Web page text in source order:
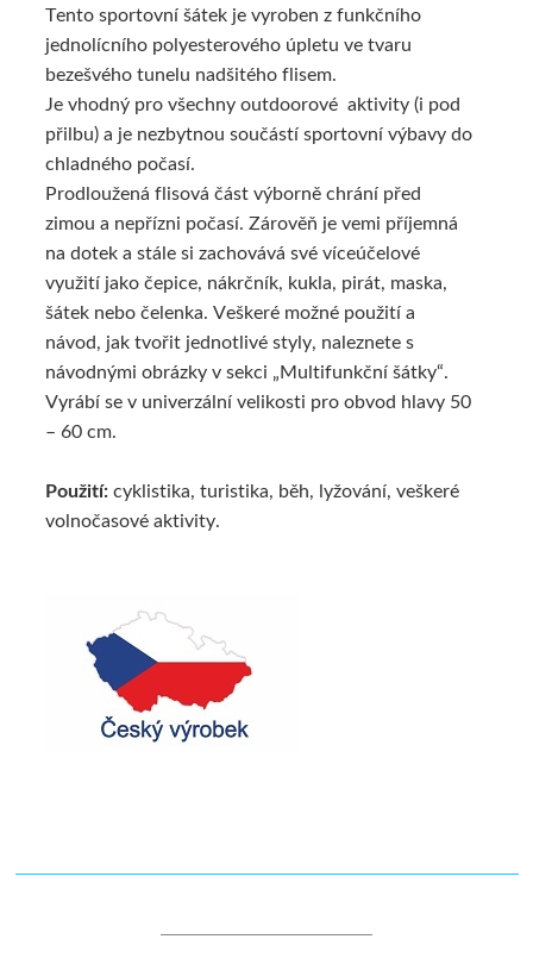
Tento sportovní šátek je vyroben z funkčního
jednolícního polyesterového úpletu ve tvaru
bezešvého tunelu nadšitého flisem.
Je vhodný pro všechny outdoorové aktivity (i pod
přilbu) a je nezbytnou součástí sportovní výbavy do
chladného počasí.
Prodloužená flisová část výborně chrání před
zimou a nepřízni počasí. Zárověň je vemi příjemná
na dotek a stále si zachovává své víceúčelové
využití jako čepice, nákrčník, kukla, pirát, maska,
šátek nebo čelenka. Veškeré možné použití a
návod, jak tvořit jednotlivé styly, naleznete s
návodnými obrázky v sekci „Multifunkční šátky“.
Vyrábí se v univerzální velikosti pro obvod hlavy 50
– 60 cm.
Použití: cyklistika, turistika, běh, lyžování, veškeré
volnočasové aktivity.